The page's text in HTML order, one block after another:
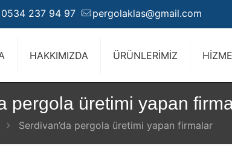
0534 237 94 97 pergolaklas@gmail.com
HAKKIMIZDA ÜRÜNLERİMİZ
pergola üretimi yapan
Serdivan’da pergola üretimi yapan firmalar